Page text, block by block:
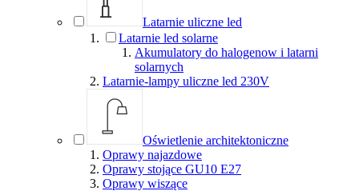
Latarnie uliczne led
Latarnie led solarne
Akumulatory do halogenow i latarni
solarnych
Latarnie-lampy uliczne led 230V
Oświetlenie architektoniczne
Oprawy najazdowe
Oprawy stojące GU10 E27
Oprawy wiszące